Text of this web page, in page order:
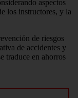
aspectos
los instructores, y la
de riesgos
de accidentes y
traduce en ahorros